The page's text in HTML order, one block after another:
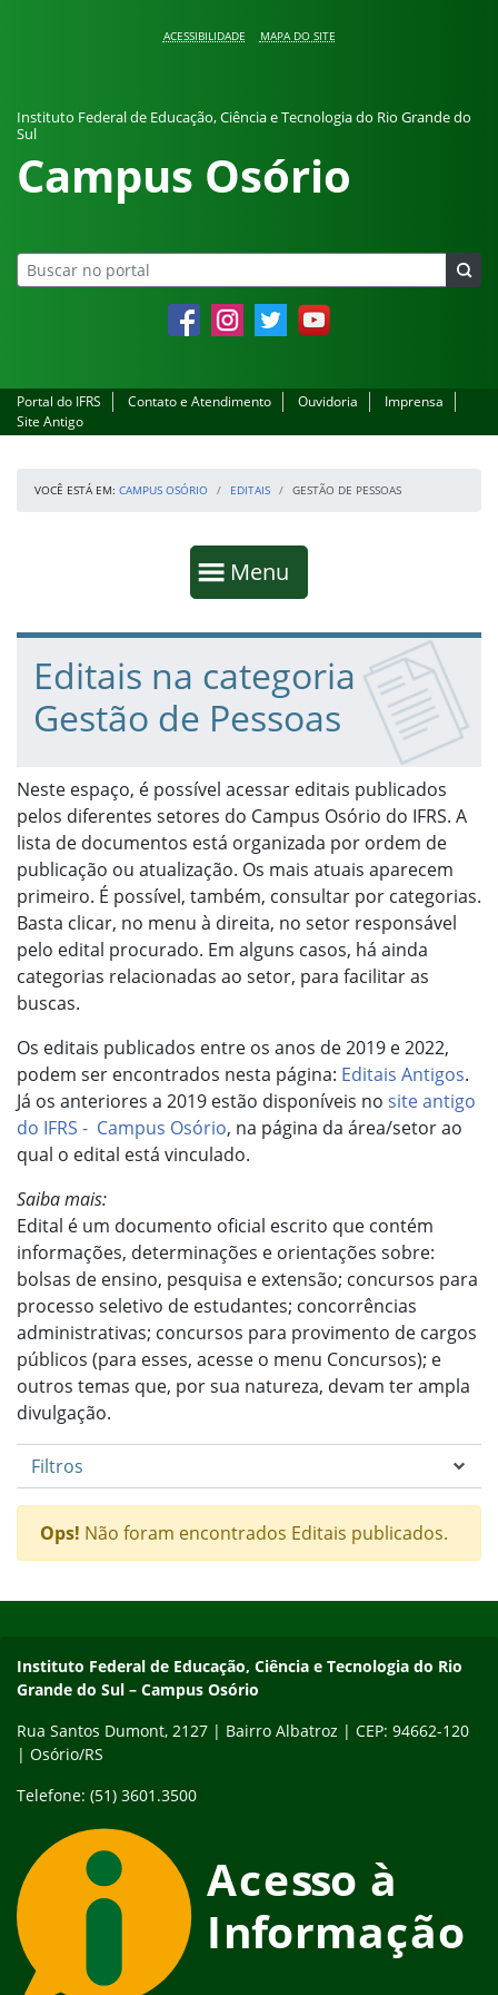
ACESSIBILIDADE MAPA DO SITE
Instituto Federal de Educação, Ciência e Tecnologia do Rio Grande do
Sul
Campus Osório
FacebookInstagramTwitter YouTube
Portal do IFRS Contato e Atendimento Ouvidoria
Imprensa
Site Antigo
VOCÊ ESTÁ EM: CAMPUS OSÓRIO EDITAIS GESTÃO DE PESSOAS
Mostrar
Menu
Fim da navegação
Início do conteúdo
Editais na categoria
Gestão de Pessoas
Neste espaço, é possível acessar editais publicados
pelos diferentes setores do Campus Osório do IFRS. A
lista de documentos está organizada por ordem de
publicação ou atualização. Os mais atuais aparecem
primeiro. É possível, também, consultar por categorias.
Basta clicar, no menu à direita, no setor responsável
pelo edital procurado. Em alguns casos, há ainda
categorias relacionadas ao setor, para facilitar as
buscas.
Os editais publicados entre os anos de 2019 e 2022,
podem ser encontrados nesta página: Editais Antigos.
Já os anteriores a 2019 estão disponíveis no site antigo
do IFRS - Campus Osório, na página da área/setor ao
qual o edital está vinculado.
Saiba mais:
Edital é um documento oficial escrito que contém
informações, determinações e orientações sobre:
bolsas de ensino, pesquisa e extensão; concursos para
processo seletivo de estudantes; concorrências
administrativas; concursos para provimento de cargos
públicos (para esses, acesse o menu Concursos); e
outros temas que, por sua natureza, devam ter ampla
divulgação.
Filtros
Ops! Não foram encontrados Editais publicados.
Instituto Federal de Educação, Ciência e Tecnologia do Rio
Instituto Federal de Educação, Ciência e Tecnologia do Rio
Grande do Sul – Campus Osório
Rua Santos Dumont, 2127 | Bairro Albatroz | CEP: 94662-120
| Osório/RS
Telefone: (51) 3601.3500